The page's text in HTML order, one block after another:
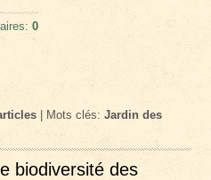
0
| Mots clés:Jardin des
biodiversité des